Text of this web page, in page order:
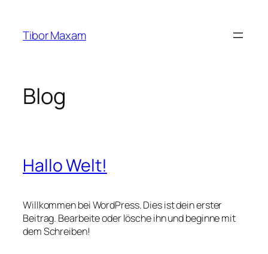
springen
Tibor Maxam
Blog
Hallo Welt!
Willkommen bei WordPress. Dies ist dein erster
Beitrag. Bearbeite oder lösche ihn und beginne mit
dem Schreiben!